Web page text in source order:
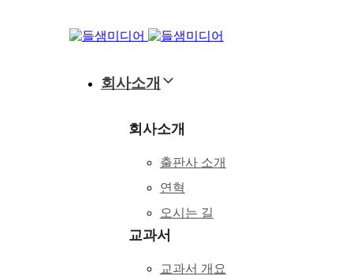
회사소개
회사소개
출판사 소개
연혁
오시는 길
교과서
교과서 개요